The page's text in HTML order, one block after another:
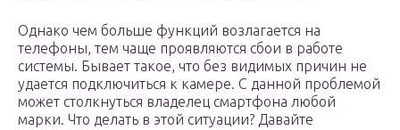
Однако чем больше функций возлагается на
телефоны, тем чаще проявляются сбои в работе
системы. Бывает такое, что без видимых причин не
удается подключиться к камере. С данной проблемой
может столкнуться владелец смартфона любой
марки. Что делать в этой ситуации? Давайте